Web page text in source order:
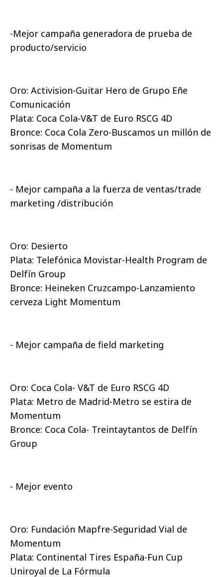
-Mejor campaña generadora de prueba de
producto/servicio
Oro: Activision-Guitar Hero de Grupo Eñe
Comunicación
Plata: Coca Cola-V&T de Euro RSCG 4D
Bronce: Coca Cola Zero-Buscamos un millón de
sonrisas de Momentum
- Mejor campaña a la fuerza de ventas/trade
marketing /distribución
Oro: Desierto
Plata: Telefónica Movistar-Health Program de
Delfín Group
Bronce: Heineken Cruzcampo-Lanzamiento
cerveza Light Momentum
- Mejor campaña de field marketing
Oro: Coca Cola- V&T de Euro RSCG 4D
Plata: Metro de Madrid-Metro se estira de
Momentum
Bronce: Coca Cola- Treintaytantos de Delfín
Group
- Mejor evento
Oro: Fundación Mapfre-Seguridad Vial de
Momentum
Plata: Continental Tires España-Fun Cup
Uniroyal de La Fórmula